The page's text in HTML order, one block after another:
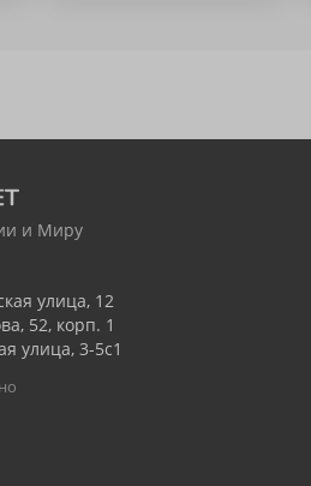
и Миру
улица, 12
52, корп. 1
улица, 3-5с1